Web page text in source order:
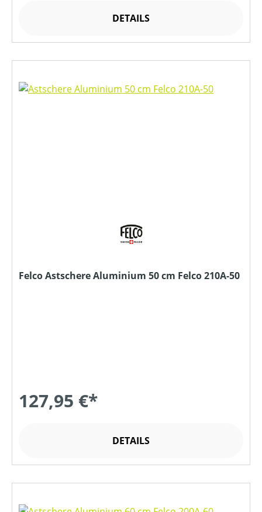
DETAILS
Felco Astschere Aluminium 50 cm Felco 210A-50
127,95 €*
DETAILS